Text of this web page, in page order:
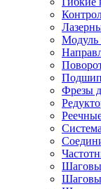
Модуль
Фрезы